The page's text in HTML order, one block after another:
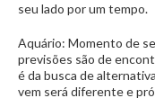
seu lado por um tempo.
Aquário: Momento de
previsões são de
é da busca de
vem será diferente e